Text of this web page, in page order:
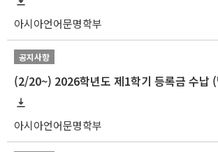
아시아언어문명학부
공지사항
아시아언어문명학부